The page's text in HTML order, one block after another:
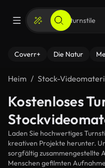
Coverr+ Die Natur
Heim Stock-
Kostenloses
Laden Sie hochwertiges
kreativen Projekte herunter.
sorgfältig zusammengestellte
Menschen gefilmten